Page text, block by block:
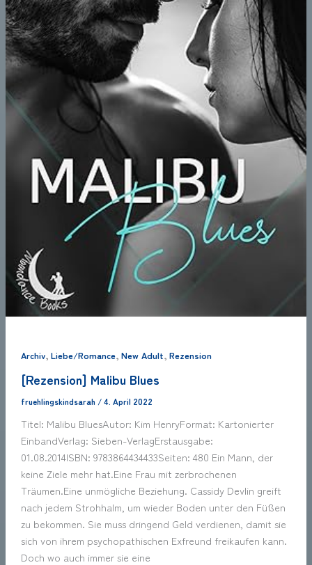
Archiv, Liebe/Romance, New Adult, Rezension
[Rezension] Malibu Blues
fruehlingskindsarah /4. April 2022
Titel: Malibu BluesAutor: Kim HenryFormat: Kartonierter
EinbandVerlag: Sieben-VerlagErstausgabe:
01.08.2014ISBN: 9783864434433Seiten: 480 Ein Mann, der
keine Ziele mehr hat.Eine Frau mit zerbrochenen
Träumen.Eine unmögliche Beziehung. Cassidy Devlin greift
nach jedem Strohhalm, um wieder Boden unter den Füßen
zu bekommen. Sie muss dringend Geld verdienen, damit sie
sich von ihrem psychopathischen Exfreund freikaufen kann.
Doch wo auch immer sie eine